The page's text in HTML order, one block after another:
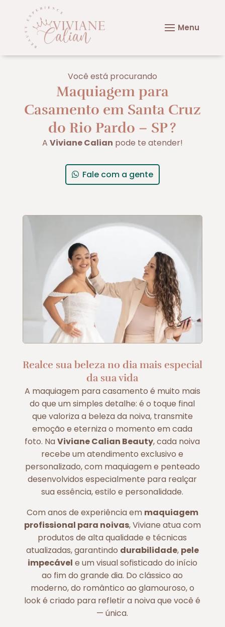
Você está procurando
Maquiagem para
Casamento em Santa Cruz
do Rio Pardo – SP?
A Viviane Calian pode te atender!
Fale com a gente
Realce sua beleza no dia mais especial
da sua vida
A maquiagem para casamento é muito mais
do que um simples detalhe: é o toque final
que valoriza a beleza da noiva, transmite
emoção e eterniza o momento em cada
foto. NaViviane Calian Beauty, cada noiva
recebe um atendimento exclusivo e
personalizado, com maquiagem e penteado
desenvolvidos especialmente para realçar
sua essência, estilo e personalidade.
Com anos de experiência em maquiagem
profissional para noivas, Viviane atua com
produtos de alta qualidade e técnicas
atualizadas, garantindo durabilidade, pele
impecável e um visual sofisticado do início
ao fim do grande dia. Do clássico ao
moderno, do romântico ao glamouroso, o
look é criado para refletir a noiva que você é
— única.